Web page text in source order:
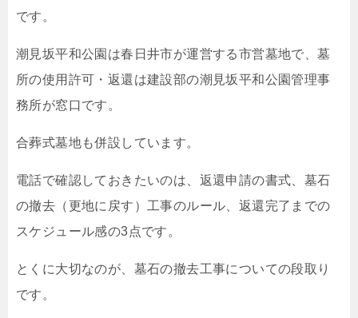
です。
潮見坂平和公園は春日井市が運営する市営墓地で、墓
所の使用許可・返還は建設部の潮見坂平和公園管理事
務所が窓口です。
合葬式墓地も併設しています。
電話で確認しておきたいのは、返還申請の書式、墓石
の撤去（更地に戻す）工事のルール、返還完了までの
スケジュール感の3点です。
とくに大切なのが、墓石の撤去工事についての段取り
です。